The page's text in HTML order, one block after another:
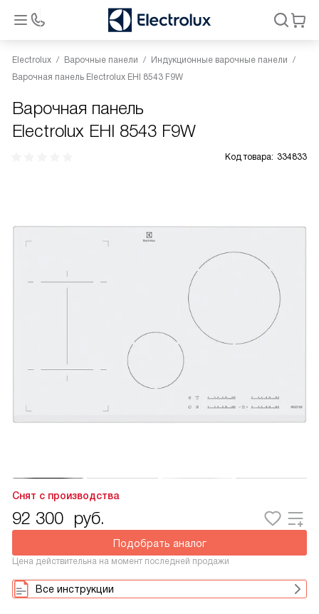
Electrolux Варочные панели
Индукционные варочные панели
Варочная панель Electrolux EHI 8543 F9W
Варочная панель
Electrolux EHI 8543 F9W
Код товара: 334833
Снят с производства
92 300 руб.
Подобрать аналог
Цена действительна на момент последней продажи
Все инструкции